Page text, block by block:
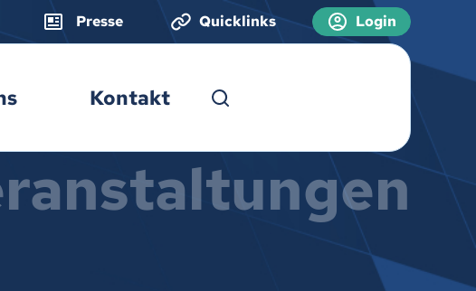
Presse Quicklinks Login
Kontakt